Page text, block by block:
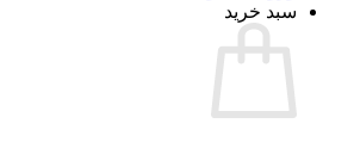
سبد خرید